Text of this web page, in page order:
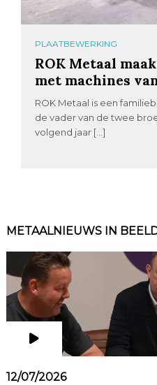
PLAATBEWERKING
ROK Metaal
met machines
ROK Metaal is een
de vader van de twee
volgend jaar […]
METAALNIEUWS IN
12/07/2026